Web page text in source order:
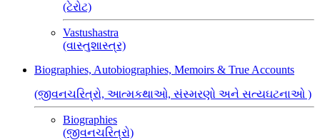
(ટેરોટ)
Vastushastra
(વાસ્તુશાસ્ત્ર)
Biographies, Autobiographies, Memoirs & True Accounts
(જીવનચરિત્રો, આત્મકથાઓ, સંસ્મરણો અને સત્યઘટનાઓ )
Biographies
(જીવનચરિત્રો)